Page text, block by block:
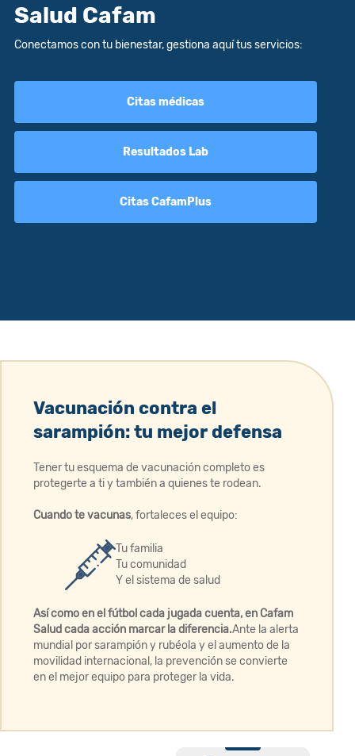
Salud Cafam
Conectamos con tu bienestar, gestiona aquí tus servicios:
Citas médicas
Resultados Lab
Citas CafamPlus
Vacunación contra el
sarampión: tu mejor defensa
Tener tu esquema de vacunación completo es
protegerte a ti y también a quienes te rodean. ​
Cuando te vacunas, fortaleces el equipo:
Tu familia
Tu comunidad
Y el sistema de salud
Así como en el fútbol cada jugada cuenta, en Cafam
Salud cada acción marcar la diferencia.​ Ante la alerta
mundial por sarampión y rubéola y el aumento de la
movilidad internacional, la prevención se convierte
en el mejor equipo para proteger la vida.